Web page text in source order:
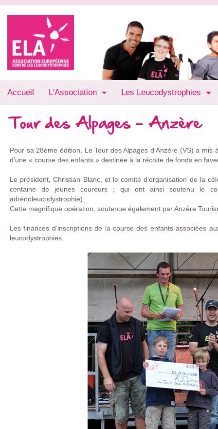
Accueil L'Association Les Leucodystrophies
Tour des Alpages - Anzère
Pour sa 28ème édition, Le Tour des Alpages d’Anzère (VS) a
d’une « course des enfants » destinée à la récolte de fonds en
Le président, Christian Blanc, et le comité d’organisation de la
centaine de jeunes coureurs ; qui ont ainsi soutenu le
adrénoleucodystrophie).
Cette magnifique opération, soutenue également par Anzère
Les finances d’inscriptions de la course des enfants associées
leucodystrophies.